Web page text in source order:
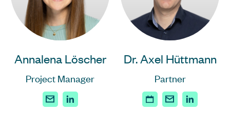
Annalena Löscher
Project Manager
Dr. Axel Hüttmann
Partner